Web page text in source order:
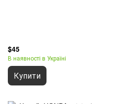
$45
В наявності в Україні
Купити